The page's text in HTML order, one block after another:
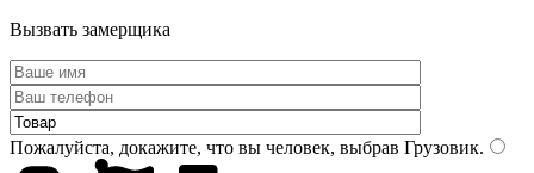
Вызвать замерщика
Пожалуйста, докажите, что вы человек, выбрав Грузовик.